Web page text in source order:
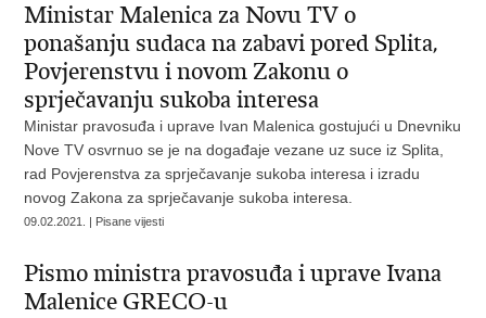
Ministar Malenica za Novu TV o
ponašanju sudaca na zabavi pored Splita,
Povjerenstvu i novom Zakonu o
sprječavanju sukoba interesa
Ministar pravosuđa i uprave Ivan Malenica gostujući u Dnevniku
Nove TV osvrnuo se je na događaje vezane uz suce iz Splita,
rad Povjerenstva za sprječavanje sukoba interesa i izradu
novog Zakona za sprječavanje sukoba interesa.
09.02.2021. | Pisane vijesti
Pismo ministra pravosuđa i uprave Ivana
Malenice GRECO-u